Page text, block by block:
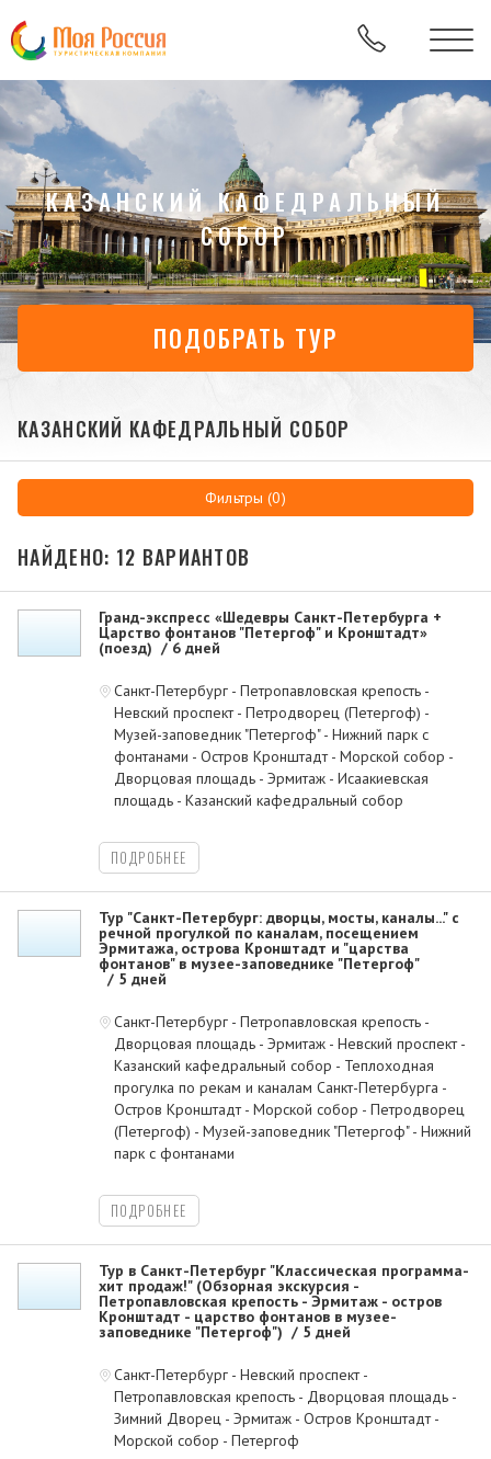
КАЗАНСКИЙ КАФЕДРАЛЬНЫЙ
СОБОР
ПОДОБРАТЬ ТУР
КАЗАНСКИЙ КАФЕДРАЛЬНЫЙ СОБОР
Фильтры (0)
НАЙДЕНО: 12 ВАРИАНТОВ
Гранд-экспресс «Шедевры Санкт-Петербурга +
Царство фонтанов "Петергоф" и Кронштадт»
(поезд) 6 дней
Санкт-Петербург - Петропавловская крепость -
Невский проспект - Петродворец (Петергоф) -
Музей-заповедник "Петергоф" - Нижний парк с
фонтанами - Остров Кронштадт - Морской собор -
Дворцовая площадь - Эрмитаж - Исаакиевская
площадь - Казанский кафедральный собор
ПОДРОБНЕЕ
Тур "Санкт-Петербург: дворцы, мосты, каналы..." с
речной прогулкой по каналам, посещением
Эрмитажа, острова Кронштадт и "царства
фонтанов" в музее-заповеднике "Петергоф"
5 дней
Санкт-Петербург - Петропавловская крепость -
Дворцовая площадь - Эрмитаж - Невский проспект -
Казанский кафедральный собор - Теплоходная
прогулка по рекам и каналам Санкт-Петербурга -
Остров Кронштадт - Морской собор - Петродворец
(Петергоф) - Музей-заповедник "Петергоф" - Нижний
парк с фонтанами
ПОДРОБНЕЕ
Тур в Санкт-Петербург "Классическая программа-
хит продаж!" (Обзорная экскурсия -
Петропавловская крепость - Эрмитаж - остров
Кронштадт - царство фонтанов в музее-
заповеднике "Петергоф") 5 дней
Санкт-Петербург - Невский проспект -
Петропавловская крепость - Дворцовая площадь -
Зимний Дворец - Эрмитаж - Остров Кронштадт -
Морской собор - Петергоф